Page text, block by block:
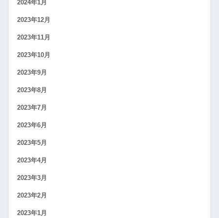
2024年1月
2023年12月
2023年11月
2023年10月
2023年9月
2023年8月
2023年7月
2023年6月
2023年5月
2023年4月
2023年3月
2023年2月
2023年1月